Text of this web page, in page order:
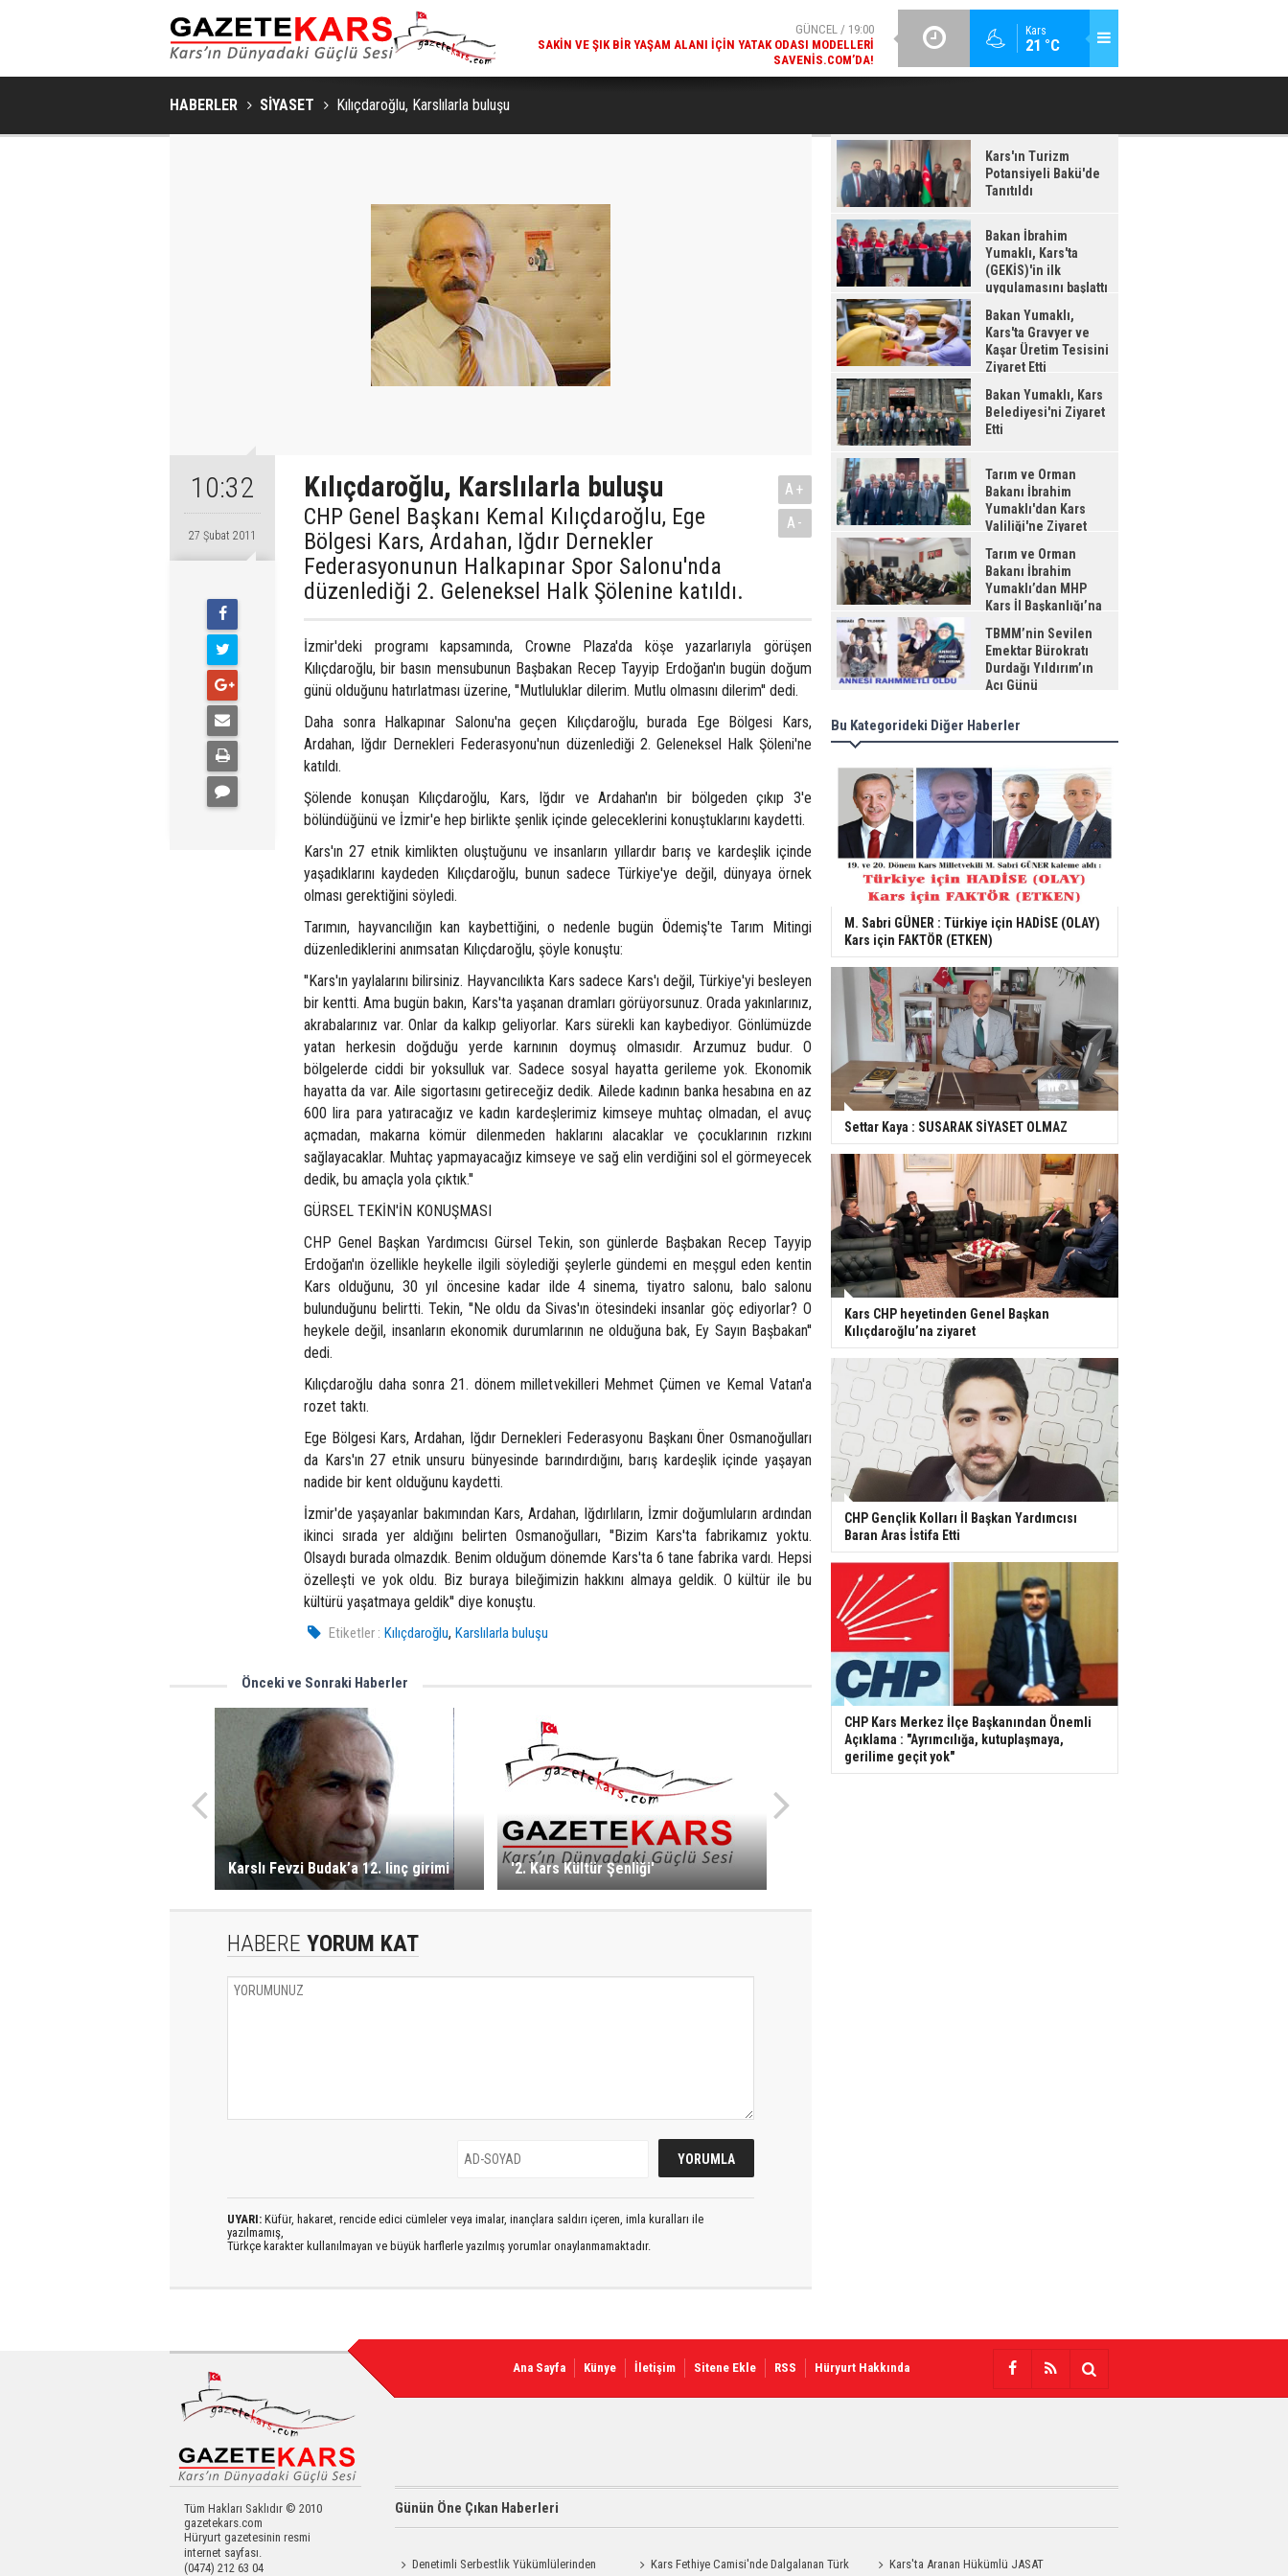
Kars
21 °C
GÜNCEL / 18:38
KARS'IN TURIZM POTANSIYELI BAKÜ'DE TANITILDI
BAKAN İBRAHIM YUMAKLI, KARS'TA (GEKİS)'IN ILK
HABERLER SİYASET Kılıçdaroğlu, Karslılarla buluşu
10:32
27 Şubat 2011
Kılıçdaroğlu, Karslılarla buluşu
CHP Genel Başkanı Kemal Kılıçdaroğlu, Ege
Bölgesi Kars, Ardahan, Iğdır Dernekler
Federasyonunun Halkapınar Spor Salonu'nda
düzenlediği 2. Geleneksel Halk Şölenine katıldı.
A+
A-
İzmir'deki programı kapsamında, Crowne Plaza'da köşe yazarlarıyla görüşen
Kılıçdaroğlu, bir basın mensubunun Başbakan Recep Tayyip Erdoğan'ın bugün doğum
günü olduğunu hatırlatması üzerine, ''Mutluluklar dilerim. Mutlu olmasını dilerim'' dedi.
Daha sonra Halkapınar Salonu'na geçen Kılıçdaroğlu, burada Ege Bölgesi Kars,
Ardahan, Iğdır Dernekleri Federasyonu'nun düzenlediği 2. Geleneksel Halk Şöleni'ne
katıldı.
Şölende konuşan Kılıçdaroğlu, Kars, Iğdır ve Ardahan'ın bir bölgeden çıkıp 3'e
bölündüğünü ve İzmir'e hep birlikte şenlik içinde geleceklerini konuştuklarını kaydetti.
Kars'ın 27 etnik kimlikten oluştuğunu ve insanların yıllardır barış ve kardeşlik içinde
yaşadıklarını kaydeden Kılıçdaroğlu, bunun sadece Türkiye'ye değil, dünyaya örnek
olması gerektiğini söyledi.
Tarımın, hayvancılığın kan kaybettiğini, o nedenle bugün Ödemiş'te Tarım Mitingi
düzenlediklerini anımsatan Kılıçdaroğlu, şöyle konuştu:
''Kars'ın yaylalarını bilirsiniz. Hayvancılıkta Kars sadece Kars'ı değil, Türkiye'yi besleyen
bir kentti. Ama bugün bakın, Kars'ta yaşanan dramları görüyorsunuz. Orada yakınlarınız,
akrabalarınız var. Onlar da kalkıp geliyorlar. Kars sürekli kan kaybediyor. Gönlümüzde
yatan herkesin doğduğu yerde karnının doymuş olmasıdır. Arzumuz budur. O
bölgelerde ciddi bir yoksulluk var. Sadece sosyal hayatta gerileme yok. Ekonomik
hayatta da var. Aile sigortasını getireceğiz dedik. Ailede kadının banka hesabına en az
600 lira para yatıracağız ve kadın kardeşlerimiz kimseye muhtaç olmadan, el avuç
açmadan, makarna kömür dilenmeden haklarını alacaklar ve çocuklarının rızkını
sağlayacaklar. Muhtaç yapmayacağız kimseye ve sağ elin verdiğini sol el görmeyecek
dedik, bu amaçla yola çıktık.''
GÜRSEL TEKİN'İN KONUŞMASI
CHP Genel Başkan Yardımcısı Gürsel Tekin, son günlerde Başbakan Recep Tayyip
Erdoğan'ın özellikle heykelle ilgili söylediği şeylerle gündemi en meşgul eden kentin
Kars olduğunu, 30 yıl öncesine kadar ilde 4 sinema, tiyatro salonu, balo salonu
bulunduğunu belirtti. Tekin, ''Ne oldu da Sivas'ın ötesindeki insanlar göç ediyorlar? O
heykele değil, insanların ekonomik durumlarının ne olduğuna bak, Ey Sayın Başbakan''
dedi.
Kılıçdaroğlu daha sonra 21. dönem milletvekilleri Mehmet Çümen ve Kemal Vatan'a
rozet taktı.
Ege Bölgesi Kars, Ardahan, Iğdır Dernekleri Federasyonu Başkanı Öner Osmanoğulları
da Kars'ın 27 etnik unsuru bünyesinde barındırdığını, barış kardeşlik içinde yaşayan
nadide bir kent olduğunu kaydetti.
İzmir'de yaşayanlar bakımından Kars, Ardahan, Iğdırlıların, İzmir doğumluların ardından
ikinci sırada yer aldığını belirten Osmanoğulları, ''Bizim Kars'ta fabrikamız yoktu.
Olsaydı burada olmazdık. Benim olduğum dönemde Kars'ta 6 tane fabrika vardı. Hepsi
özelleşti ve yok oldu. Biz buraya bileğimizin hakkını almaya geldik. O kültür ile bu
kültürü yaşatmaya geldik'' diye konuştu.
Etiketler : Kılıçdaroğlu,Karslılarla buluşu
Önceki ve Sonraki Haberler
Karslı Fevzi Budak’a 12. linç girimi '2. Kars Kültür Şenliği'
HABERE YORUM KAT
UYARI: Küfür, hakaret, rencide edici cümleler veya imalar, inançlara saldırı içeren, imla kuralları ile
yazılmamış,
Türkçe karakter kullanılmayan ve büyük harflerle yazılmış yorumlar onaylanmamaktadır.
Kars'ın Turizm
Potansiyeli Bakü'de
Tanıtıldı
Bakan İbrahim
Yumaklı, Kars'ta
(GEKİS)'in ilk
uygulamasını başlattı
Bakan Yumaklı,
Kars'ta Gravyer ve
Kaşar Üretim Tesisini
Ziyaret Etti
Bakan Yumaklı, Kars
Belediyesi'ni Ziyaret
Etti
Tarım ve Orman
Bakanı İbrahim
Yumaklı'dan Kars
Valiliği'ne Ziyaret
Tarım ve Orman
Bakanı İbrahim
Yumaklı’dan MHP
Kars İl Başkanlığı’na
Ziyaret
TBMM’nin Sevilen
Emektar Bürokratı
Durdağı Yıldırım’ın
Acı Günü
Bu Kategorideki Diğer Haberler
M. Sabri GÜNER : Türkiye için HADİSE (OLAY)
Kars için FAKTÖR (ETKEN)
Settar Kaya : SUSARAK SİYASET OLMAZ
Kars CHP heyetinden Genel Başkan
Kılıçdaroğlu’na ziyaret
CHP Gençlik Kolları İl Başkan Yardımcısı
Baran Aras İstifa Etti
CHP Kars Merkez İlçe Başkanından Önemli
Açıklama : "Ayrımcılığa, kutuplaşmaya,
gerilime geçit yok"
Ana Sayfa Künye İletişim Sitene Ekle RSS Hüryurt Hakkında
Tüm Hakları Saklıdır © 2010
gazetekars.com
Hüryurt gazetesinin resmi
internet sayfası.
(0474) 212 63 04
Günün Öne Çıkan Haberleri
Denetimli Serbestlik Yükümlülerinden Kars Fethiye Camisi'nde Dalgalanan Türk Kars'ta Aranan Hükümlü JASAT